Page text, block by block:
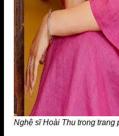
Nghệ sĩ Hoài Thu trong trang